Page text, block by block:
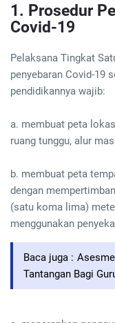
1. Prosedur
Covid-19
Pelaksana Tingkat
penyebaran Covid-19
pendidikannya wajib:
a. membuat peta
ruang tunggu, alur
b. membuat peta
dengan
(satu koma lima)
menggunakan
Baca juga :
Tantangan Bagi